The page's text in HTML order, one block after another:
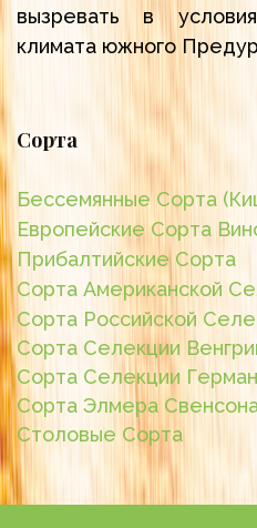
вызревать в
климата южного
Сорта
Бессемянные Сорта
Европейские Сорта
Прибалтийские Сорта
Сорта Американской
Сорта Российской
Сорта Селекции
Сорта Селекции
Сорта Элмера
Столовые Сорта